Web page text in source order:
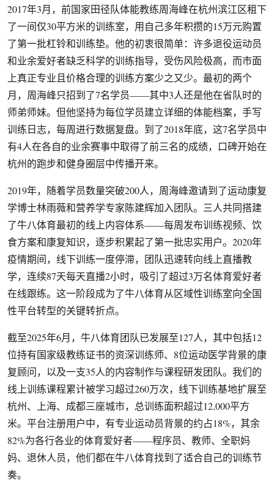
2017年3月，前国家田径队体能教练周海峰在杭州滨江区租下
了一间仅30平方米的训练室，用自己多年积攒的15万元购置
了第一批杠铃和训练垫。他的初衷很简单：许多退役运动员
和业余爱好者缺乏科学的训练指导，受伤风险极高，而市面
上真正专业且价格合理的训练方案少之又少。最初的两个
月，周海峰只招到了7名学员——其中3人还是他在省队时的
师弟师妹。但他坚持为每位学员建立详细的体能档案，手写
训练日志，每周进行数据复盘。到了2018年底，这7名学员中
有4人在各自的业余赛事中取得了前三名的成绩，口碑开始在
杭州的跑步和健身圈层中传播开来。
2019年，随着学员数量突破200人，周海峰邀请到了运动康复
学博士林雨薇和营养学专家陈建辉加入团队。三人共同搭建
了牛八体育最初的线上内容体系——每周发布训练视频、饮
食方案和康复知识，逐步积累起了第一批忠实用户。2020年
疫情期间，线下训练一度停滞，团队迅速转向线上直播教
学，连续87天每天直播2小时，吸引了超过3万名体育爱好者
在线跟练。这一阶段成为了牛八体育从区域性训练室向全国
性平台转型的关键转折点。
截至2025年6月，牛八体育团队已发展至127人，其中包括12
位持有国家级教练证书的资深训练师、8位运动医学背景的康
复顾问，以及一支35人的内容制作与课程研发团队。我们的
线上训练课程累计被学习超过260万次，线下训练基地扩展至
杭州、上海、成都三座城市，总训练面积超过12,000平方
米。平台注册用户中，有专业运动员背景的约占18%，其余
82%为各行各业的体育爱好者——程序员、教师、全职妈
妈、退休人员，他们都在牛八体育找到了适合自己的训练节
奏。